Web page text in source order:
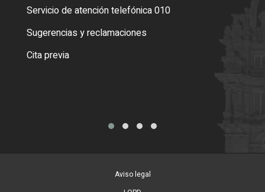
Servicio de atención telefónica 010
Sugerencias y reclamaciones
Cita previa
Aviso legal